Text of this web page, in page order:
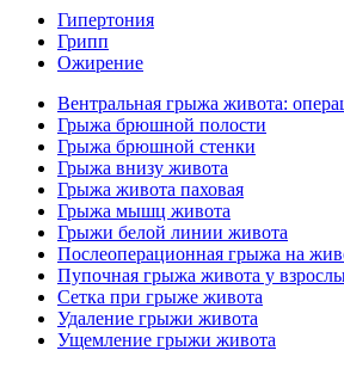
Гипертония
Грипп
Ожирение
Вентральная грыжа живота:
Грыжа брюшной полости
Грыжа брюшной стенки
Грыжа внизу живота
Грыжа живота паховая
Грыжа мышц живота
Грыжи белой линии живота
Послеоперационная грыжа на
Пупочная грыжа живота у
Сетка при грыже живота
Удаление грыжи живота
Ущемление грыжи живота